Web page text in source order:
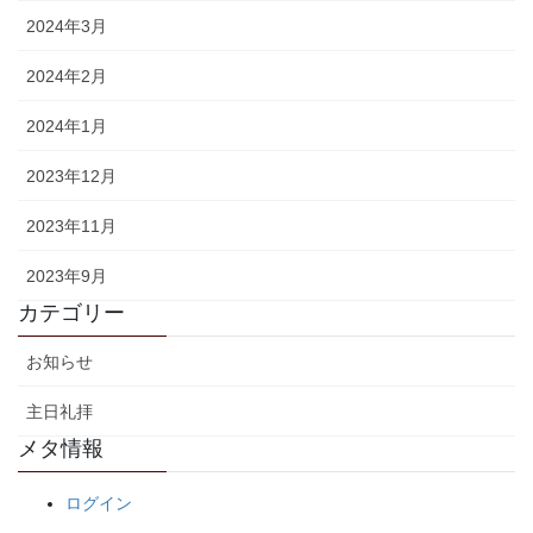
2024年3月
2024年2月
2024年1月
2023年12月
2023年11月
2023年9月
カテゴリー
お知らせ
主日礼拝
メタ情報
ログイン